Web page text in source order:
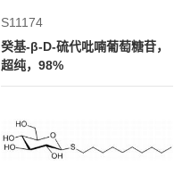
S11174
癸基-β-D-硫代吡喃葡萄糖苷，
超纯，98%